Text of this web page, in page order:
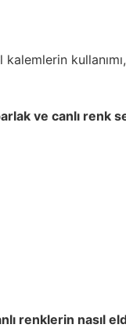
kalemlerin
ve canlı renk
renklerin nasıl